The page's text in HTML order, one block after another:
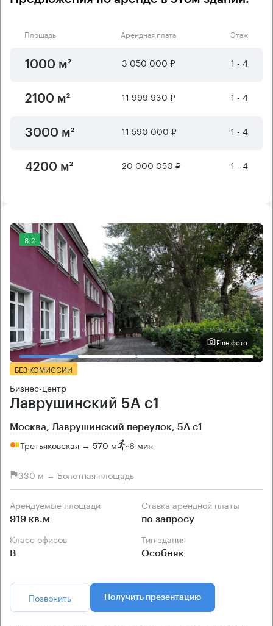
Площадь Арендная плата Этаж
1000 м² 3 050 000 ₽ 1 - 4
2100 м² 11 999 930 ₽ 1 - 4
3000 м² 11 590 000 ₽ 1 - 4
4200 м² 20 000 050 ₽ 1 - 4
8.2
Еще фото
БЕЗ КОМИССИИ
Бизнес-центр
Лаврушинский 5А с1
Москва, Лаврушинский переулок, 5А с1
Третьяковская → 570 м ~6 мин
330 м → Болотная площадь
Арендуемые площади
919 кв.м
Ставка арендной платы
по запросу
Класс офисов
B
Тип здания
Особняк
Позвонить Получить презентацию